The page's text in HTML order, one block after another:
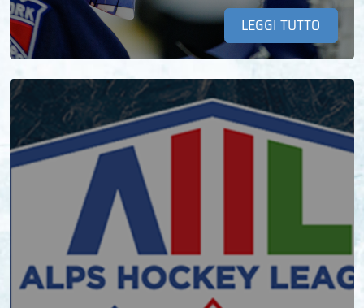
LEGGI TUTTO